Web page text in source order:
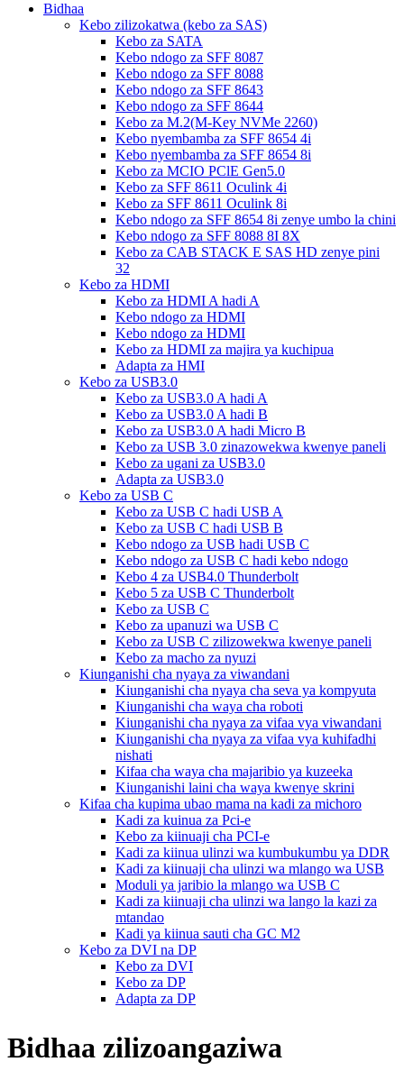
Bidhaa
Kebo zilizokatwa (kebo za SAS)
Kebo za SATA
Kebo ndogo za SFF 8087
Kebo ndogo za SFF 8088
Kebo ndogo za SFF 8643
Kebo ndogo za SFF 8644
Kebo za M.2(M-Key NVMe 2260)
Kebo nyembamba za SFF 8654 4i
Kebo nyembamba za SFF 8654 8i
Kebo za MCIO PClE Gen5.0
Kebo za SFF 8611 Oculink 4i
Kebo za SFF 8611 Oculink 8i
Kebo ndogo za SFF 8654 8i zenye umbo la chini
Kebo ndogo za SFF 8088 8I 8X
Kebo za CAB STACK E SAS HD zenye pini
32
Kebo za HDMI
Kebo za HDMI A hadi A
Kebo ndogo za HDMI
Kebo ndogo za HDMI
Kebo za HDMI za majira ya kuchipua
Adapta za HMI
Kebo za USB3.0
Kebo za USB3.0 A hadi A
Kebo za USB3.0 A hadi B
Kebo za USB3.0 A hadi Micro B
Kebo za USB 3.0 zinazowekwa kwenye paneli
Kebo za ugani za USB3.0
Adapta za USB3.0
Kebo za USB C
Kebo za USB C hadi USB A
Kebo za USB C hadi USB B
Kebo ndogo za USB hadi USB C
Kebo ndogo za USB C hadi kebo ndogo
Kebo 4 za USB4.0 Thunderbolt
Kebo 5 za USB C Thunderbolt
Kebo za USB C
Kebo za upanuzi wa USB C
Kebo za USB C zilizowekwa kwenye paneli
Kebo za macho za nyuzi
Kiunganishi cha nyaya za viwandani
Kiunganishi cha nyaya cha seva ya kompyuta
Kiunganishi cha waya cha roboti
Kiunganishi cha nyaya za vifaa vya viwandani
Kiunganishi cha nyaya za vifaa vya kuhifadhi
nishati
Kifaa cha waya cha majaribio ya kuzeeka
Kiunganishi laini cha waya kwenye skrini
Kifaa cha kupima ubao mama na kadi za michoro
Kadi za kuinua za Pci-e
Kebo za kiinuaji cha PCI-e
Kadi za kiinua ulinzi wa kumbukumbu ya DDR
Kadi za kiinuaji cha ulinzi wa mlango wa USB
Moduli ya jaribio la mlango wa USB C
Kadi za kiinuaji cha ulinzi wa lango la kazi za
mtandao
Kadi ya kiinua sauti cha GC M2
Kebo za DVI na DP
Kebo za DVI
Kebo za DP
Adapta za DP
Bidhaa zilizoangaziwa